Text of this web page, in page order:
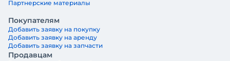
Партнерские материалы
Покупателям
Добавить заявку на покупку
Добавить заявку на аренду
Добавить заявку на запчасти
Продавцам